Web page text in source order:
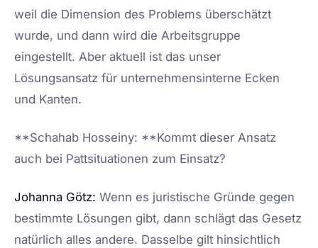
weil die Dimension des Problems überschätzt
wurde, und dann wird die Arbeitsgruppe
eingestellt. Aber aktuell ist das unser
Lösungsansatz für unternehmensinterne Ecken
und Kanten.
**Schahab Hosseiny: **Kommt dieser Ansatz
auch bei Pattsituationen zum Einsatz?
Johanna Götz: Wenn es juristische Gründe gegen
bestimmte Lösungen gibt, dann schlägt das Gesetz
natürlich alles andere. Dasselbe gilt hinsichtlich